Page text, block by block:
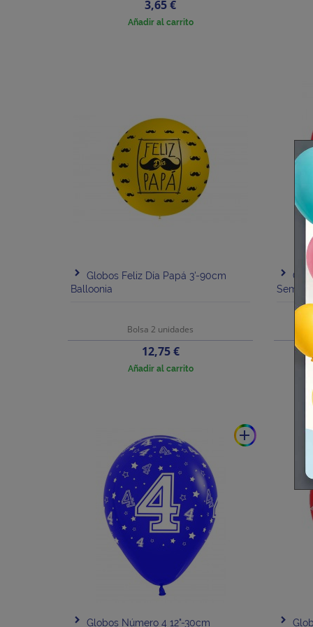
Precio
3,65 €
Añadir al carrito
Globos Feliz Día Papá 3'-90cm
Balloonia
Bolsa 2 unidades
Precio
12,75 €
Añadir al carrito
add
Globos Número 4 12"-30cm